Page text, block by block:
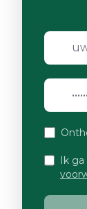
Ik